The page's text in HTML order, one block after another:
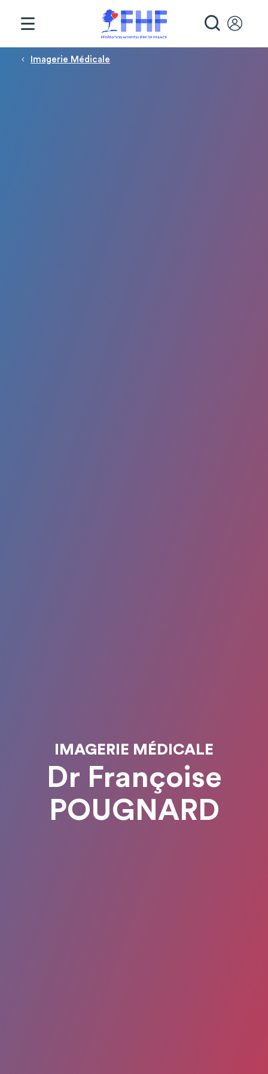
Fil d'Ariane
Imagerie Médicale
IMAGERIE MÉDICALE
Dr Françoise
POUGNARD
Panneau de gestion des cookies